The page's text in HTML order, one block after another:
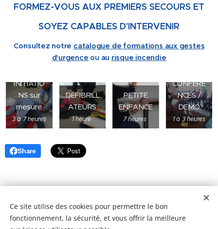
FORMEZ-VOUS AUX PREMIERS SECOURS ET
SOYEZ CAPABLES D'INTERVENIR
Consultez notre catalogue de formations aux gestes
d'urgence ou au risque incendie
INITIATIO
NS sur
mesure
3 à 7 heures
DÉFIBRILL
ATEURS
1 heure
PETITE
ENFANCE
7 heures
CONFERE
NCES /
DEMO
1 à 3 heures
Share
FORMATLAN - 1, allée des Vignes - 64340 BOUCAU -
Ce site utilise des cookies pour permettre le bon
fonctionnement, la sécurité, et vous offrir la meilleure